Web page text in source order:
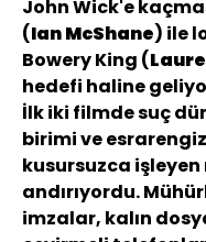
John Wick'e
(Ian McShane) ile
Bowery King (
hedefi haline
İlk iki filmde suç
birimi ve
kusursuzca
andırıyordu.
imzalar, kalın